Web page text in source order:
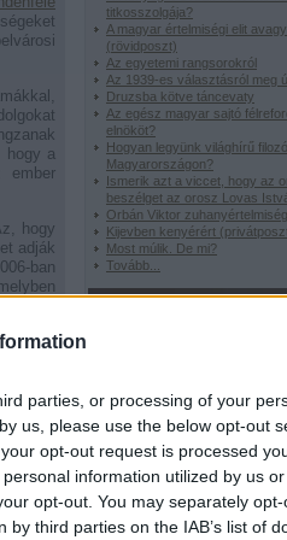
parties, or processing of your
us, please use the below opt-out
opt-out request is processed
information utilized by us
opt-out. You may separately
third parties on the IAB’s list of
titkosszolgája?
A magyar értelmiségi elit
(rövidposzt)
Az egyetemi rangsorokról
Az 1939-es választásról meg
Druzsba kötve táncevaty
Az egész magyar sajtó
elnököt?
Hogyan legyünk világhírű
Magyarországon?
Ismerik azt a viccet, hogy az
beszélget az orosz Lovas
Orbán Viktor
Kijevben kenyérért
Most múlik. De mi?
Tovább
Focitörténelem
Borzalmasvers
nap idézete Zene-bona
Ez nektek vicces?
hogy a
ember
hogy
adják
ban
a